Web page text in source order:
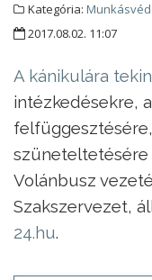
Kategória:
2017.08.02. 11:07
A kánikulára
intézkedésekre,
szüneteltetésére
Volánbusz
Szakszervezet,
24.hu.